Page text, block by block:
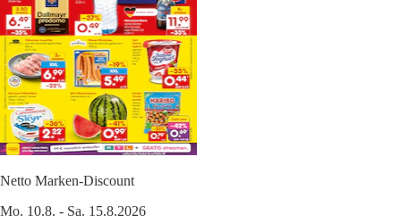
Netto Marken-Discount
Mo. 10.8. - Sa. 15.8.2026